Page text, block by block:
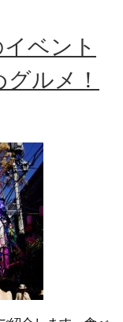
ベント
ルメ！